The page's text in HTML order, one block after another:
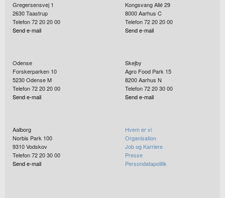
Gregersensvej 1
2630Taastrup
Telefon 72 20 20 00
Send e-mail
Kongsvang Allé 29
8000Aarhus C
Telefon 72 20 20 00
Send e-mail
Odense
Forskerparken 10
5230Odense M
Telefon 72 20 20 00
Send e-mail
Skejby
Agro Food Park 15
8200Aarhus N
Telefon 72 20 30 00
Send e-mail
Aalborg
Norbis Park 100
9310Vodskov
Telefon 72 20 30 00
Send e-mail
Hvem er vi
Organisation
Job og Karriere
Presse
Persondatapolitik